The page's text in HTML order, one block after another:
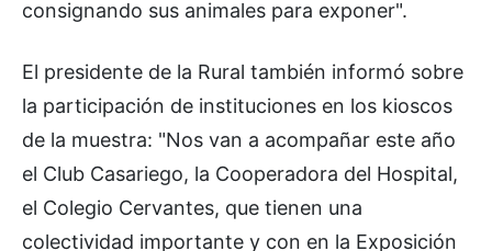
consignando sus animales para exponer".
El presidente de la Rural también informó sobre
la participación de instituciones en los kioscos
de la muestra: "Nos van a acompañar este año
el Club Casariego, la Cooperadora del Hospital,
el Colegio Cervantes, que tienen una
colectividad importante y con en la Exposición